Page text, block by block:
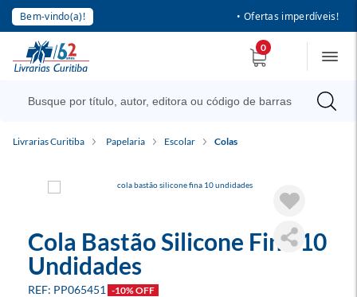
Bem-vindo(a)! • Ofertas imperdíveis!
0
Livrarias Curitiba Papelaria Escolar Colas
Cola Bastão Silicone Fina 10
Undidades
PP065451 -10% OFF